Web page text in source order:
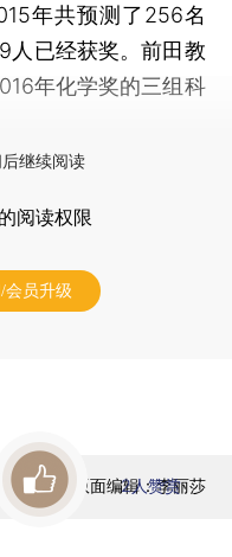
年共预测了256名
人已经获奖。前田教
年化学奖的三组科
继续阅读
阅读权限
会员升级
：张进 | 版面编辑：李丽莎
2人赞赏